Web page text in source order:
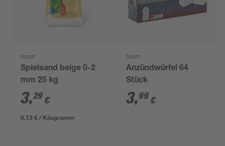
toom
Spielsand beige 0-2
mm 25 kg
3,29 €
0,13 € / Kilogramm
toom
Anzündwürfel 64
Stück
3,99 €